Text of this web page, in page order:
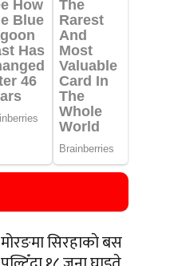
मोरङमा सिरहाकाे बस